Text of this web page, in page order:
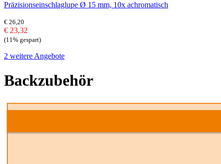
Präzisionseinschlaglupe Ø 15 mm, 10x achromatisch
€ 26,20
€ 23,32
(11% gespart)
2 weitere Angebote
Backzubehör